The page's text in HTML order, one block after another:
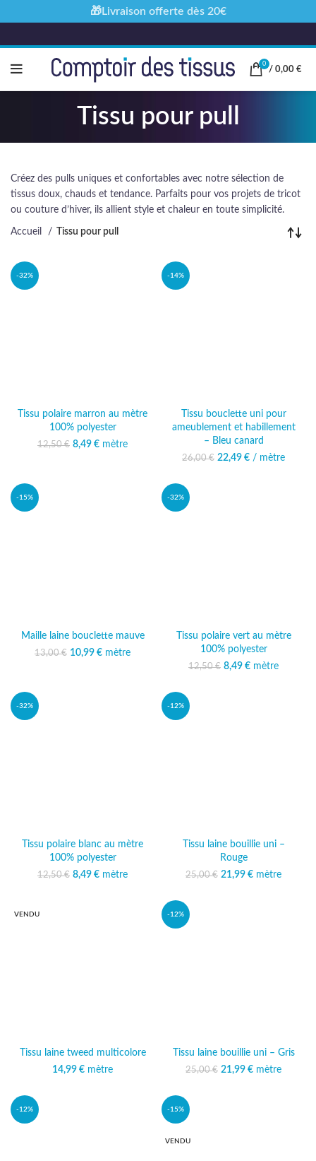
0
/ 0,00 €
Tissu pour pull
Créez des pulls uniques et confortables avec notre sélection de
tissus doux, chauds et tendance. Parfaits pour vos projets de tricot
ou couture d’hiver, ils allient style et chaleur en toute simplicité.
Accueil Tissu pour pull
-32%
Tissu polaire marron au mètre
100% polyester
12,50€ Le prix initial était :
8,49 €
Le prix
mètre
-14%
Tissu bouclette uni pour
ameublement et habillement
– Bleu canard
26,00€
Le prix initial était :
22,49 €
Le prix
/ mètre
-15%
Maille laine bouclette mauve
13,00€ Le prix initial était :
10,99 €
Le prix
mètre
-32%
Tissu polaire vert au mètre
100% polyester
12,50€ Le prix initial était :
8,49 €
Le prix
mètre
-32%
Tissu polaire blanc au mètre
100% polyester
12,50€ Le prix initial était :
8,49 €
Le prix
mètre
-12%
Tissu laine bouillie uni –
Rouge
25,00€ Le prix initial était :
21,99 €
Le prix
mètre
VENDU
Tissu laine tweed multicolore
14,99 € mètre
-12%
Tissu laine bouillie uni – Gris
25,00€ Le prix initial était :
21,99 €
Le prix
mètre
-12% -15%
VENDU
🎁Livraison offerte dès 20€